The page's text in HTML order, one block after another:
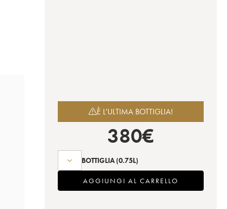
È L’ULTIMA BOTTIGLIA!
380€
BOTTIGLIA (0.75L)
AGGIUNGI AL CARRELLO